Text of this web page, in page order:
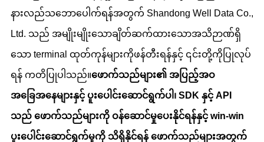
နားလည်သဘောပေါက်ရန်အတွက် Shandong Well Data Co.,
Ltd. သည် အမျိုးမျိုးသောချိတ်ဆက်ထားသောအသိဉာဏ်ရှိ
သော terminal ထုတ်ကုန်များကိုဖန်တီးရန်နှင့် ၎င်းတို့ကိုပြုလုပ်
ရန် ကတိပြုပါသည်။ဖောက်သည်များ၏ အပြည့်အဝ
အခြေအနေများနှင့် ပူးပေါင်းဆောင်ရွက်ပါ၊ SDK နှင့် API
သည် ဖောက်သည်များကို ဝန်ဆောင်မှုပေးနိုင်ရန်နှင့် win-win
ပူးပေါင်းဆောင်ရွက်မှုကို သိရှိနိုင်ရန် ဖောက်သည်များအတွက်